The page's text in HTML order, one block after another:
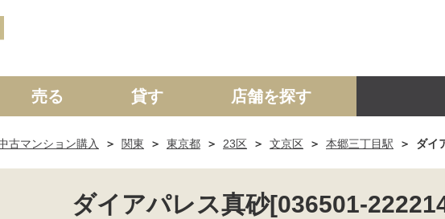
中古一戸建て マンション 土地 事業投資用
売る 貸す 店舗を探す
古マンション購入 関東 東京都 23区 文京区 本郷三丁目駅 ダイ
ダイアパレス真砂[036501-